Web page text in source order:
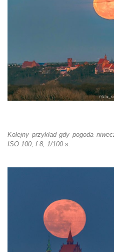
Kolejny przykład gdy pogoda
ISO 100, f 8, 1/100 s.